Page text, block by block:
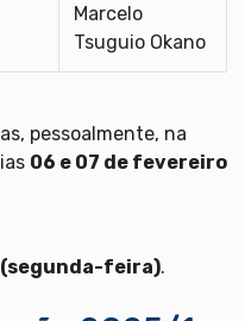
Marcelo
Tsuguio Okano
pessoalmente, na
06 e 07 de fevereiro
(segunda-feira).